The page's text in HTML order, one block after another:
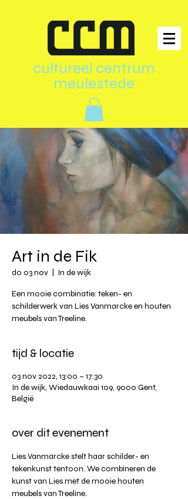
cultureel centrum
meulestede
Art in de Fik
do 03 nov In de wijk
Een mooie combinatie: teken- en
schilderwerk van Lies Vanmarcke en houten
meubels van Treeline.
tijd & locatie
03 nov 2022, 13:00 – 17:30
In de wijk, Wiedauwkaai 109, 9000 Gent,
België
over dit evenement
Lies Vanmarcke stelt haar schilder- en
tekenkunst tentoon. We combineren de
kunst van Lies met de mooie houten
meubels van Treeline.